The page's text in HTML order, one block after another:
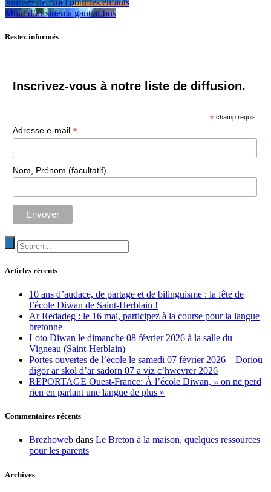
Journée de Noël pour les enfants
Mont d’ar sinema gant ar bus
Restez informés
Inscrivez-vous à notre liste de diffusion.
* champ requis
Adresse e-mail *
Nom, Prénom (facultatif)
Articles récents
10 ans d’audace, de partage et de bilinguisme : la fête de
l’école Diwan de Saint-Herblain !
Ar Redadeg : le 16 mai, participez à la course pour la langue
bretonne
Loto Diwan le dimanche 08 février 2026 à la salle du
Vigneau (Saint-Herblain)
Portes ouvertes de l’école le samedi 07 février 2026 – Dorioù
digor ar skol d’ar sadorn 07 a viz c’hwevrer 2026
REPORTAGE Ouest-France: À l’école Diwan, « on ne perd
rien en parlant une langue de plus »
Commentaires récents
Brezhoweb dans Le Breton à la maison, quelques ressources
pour les parents
Archives